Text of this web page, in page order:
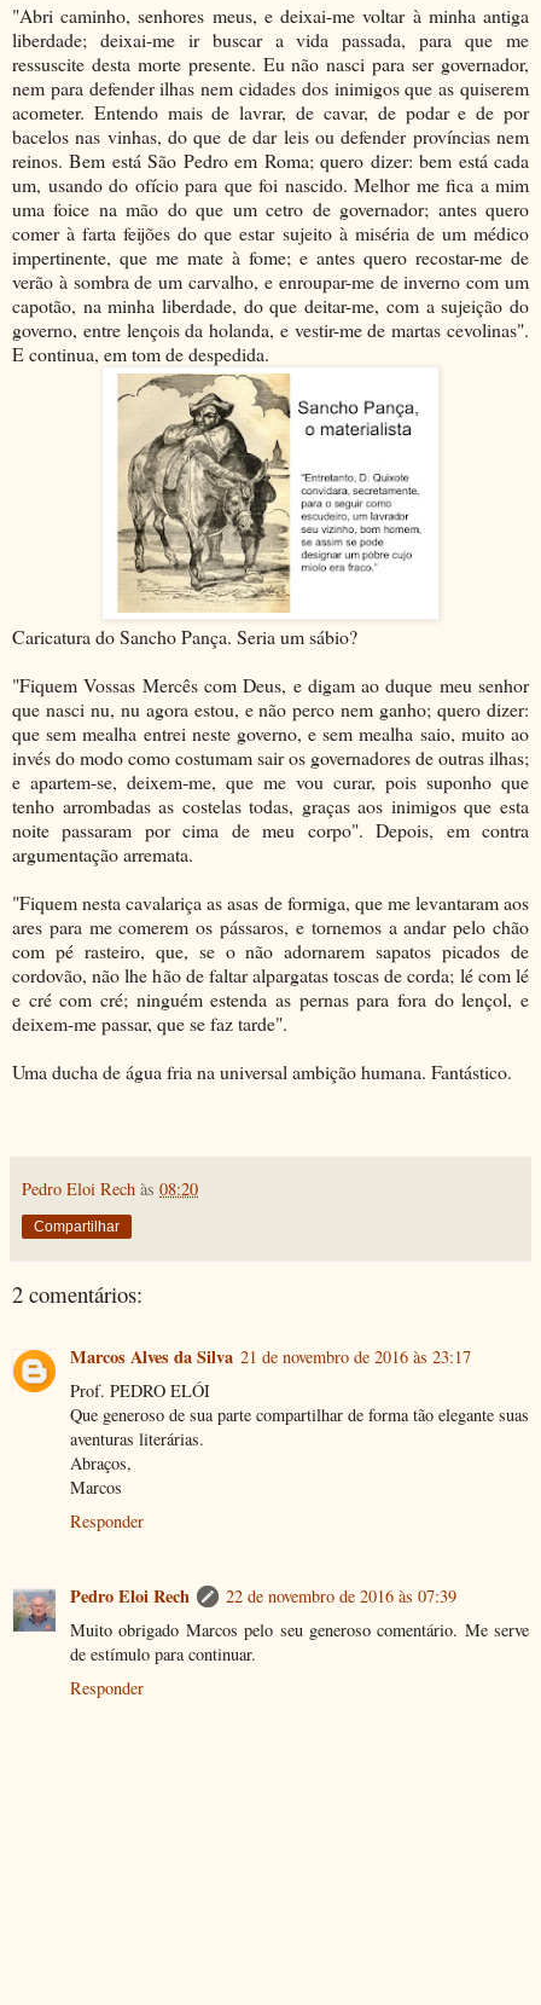
"Abri caminho, senhores meus, e deixai-me voltar à minha antiga
liberdade; deixai-me ir buscar a vida passada, para que me
ressuscite desta morte presente. Eu não nasci para ser governador,
nem para defender ilhas nem cidades dos inimigos que as quiserem
acometer. Entendo mais de lavrar, de cavar, de podar e de por
bacelos nas vinhas, do que de dar leis ou defender províncias nem
reinos. Bem está São Pedro em Roma; quero dizer: bem está cada
um, usando do ofício para que foi nascido. Melhor me fica a mim
uma foice na mão do que um cetro de governador; antes quero
comer à farta feijões do que estar sujeito à miséria de um médico
impertinente, que me mate à fome; e antes quero recostar-me de
verão à sombra de um carvalho, e enroupar-me de inverno com um
capotão, na minha liberdade, do que deitar-me, com a sujeição do
governo, entre lençois da holanda, e vestir-me de martas cevolinas".
E continua, em tom de despedida.
Caricatura do Sancho Pança. Seria um sábio?
"Fiquem Vossas Mercês com Deus, e digam ao duque meu senhor
que nasci nu, nu agora estou, e não perco nem ganho; quero dizer:
que sem mealha entrei neste governo, e sem mealha saio, muito ao
invés do modo como costumam sair os governadores de outras ilhas;
e apartem-se, deixem-me, que me vou curar, pois suponho que
tenho arrombadas as costelas todas, graças aos inimigos que esta
noite passaram por cima de meu corpo". Depois, em contra
argumentação arremata.
"Fiquem nesta cavalariça as asas de formiga, que me levantaram aos
ares para me comerem os pássaros, e tornemos a andar pelo chão
com pé rasteiro, que, se o não adornarem sapatos picados de
cordovão, não lhe hão de faltar alpargatas toscas de corda; lé com lé
e cré com cré; ninguém estenda as pernas para fora do lençol, e
deixem-me passar, que se faz tarde".
Uma ducha de água fria na universal ambição humana. Fantástico.
Pedro Eloi Rech às 08:20
Compartilhar
2 comentários:
Marcos Alves da Silva 21 de novembro de 2016 às 23:17
Prof. PEDRO ELÓI
Que generoso de sua parte compartilhar de forma tão elegante suas
aventuras literárias.
Abraços,
Marcos
Responder
Pedro Eloi Rech
22 de novembro de 2016 às 07:39
Muito obrigado Marcos pelo seu generoso comentário. Me serve
de estímulo para continuar.
Responder